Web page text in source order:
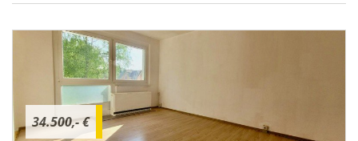
34.500,- €